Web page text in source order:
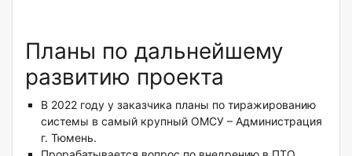
Планы по дальнейшему
развитию проекта
В 2022 году у заказчика планы по тиражированию
системы в самый крупный ОМСУ – Администрация
г. Тюмень.